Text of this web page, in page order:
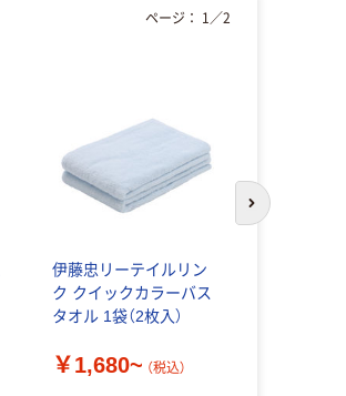
伊藤忠リーテイルリン
ク クイックカラーバス
タオル 1袋（2枚入）
￥1,680~ （税込）
ページ： 1 ／2
次のスライド